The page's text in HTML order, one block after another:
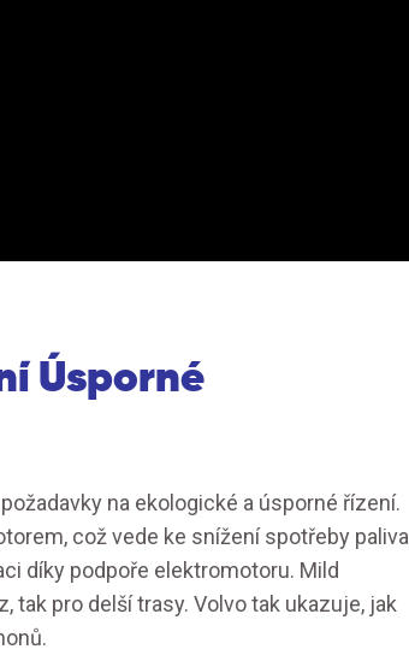
Úsporné
na ekologické a úsporné řízení.
což vede ke snížení spotřeby paliva
díky podpoře elektromotoru. Mild
pro delší trasy. Volvo tak ukazuje, jak